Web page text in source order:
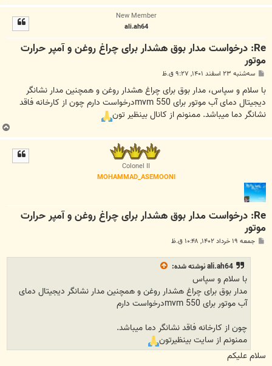
New Member
ali.ah64
Re: درخواست مدار بوق هشدار برای چراغ روغن و آمپر حرارت
موتور
ت
سه‌شنبه ۲۳ اسفند ۱۴۰۱, ۹:۲۷ ق.ظ
با سلام و سپاس، مدار بوق برای چراغ هشدار روغن و همچنین مدار نشانگر
دیجیتال دمای آب موتور برای mvm 550درخواست دارم چون از کارخانه فاقد
نشانگر دما میباشد. ممنونم از کانال بینظیر تون
Colonel II
MOHAMMAD_ASEMOONI
Re: درخواست مدار بوق هشدار برای چراغ روغن و آمپر حرارت
موتور
جمعه ۱۹ خرداد ۱۴۰۲, ۱۰:۴۸ ق.ظ
ali.ah64نوشته شده:
با سلام و سپاس
مدار بوق برای چراغ هشدار روغن و همچنین مدار نشانگر دیجیتال دمای
آب موتور برای mvm 550درخواست دارم
چون از کارخانه فاقد نشانگر دما میباشد.
ممنونم از سایت بینظیرتون
سلام علیکم